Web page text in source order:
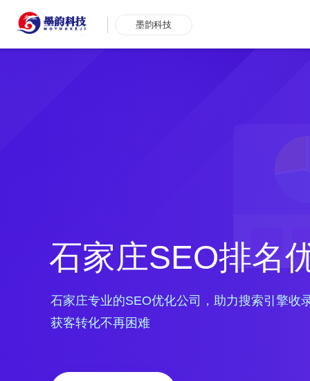
墨韵科技
石家庄SEO排名
石家庄专业的SEO优化公司，助力搜索引擎收
获客转化不再困难